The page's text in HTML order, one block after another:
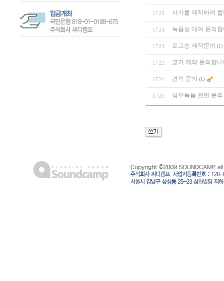
1725 사가를 제작하려
1724 녹음실 대여 문의
1723 로고송 제작문의 (1)
1722 교가 제작 문의합
1721 견적 문의 (1)
1720 성우녹음 관련 문